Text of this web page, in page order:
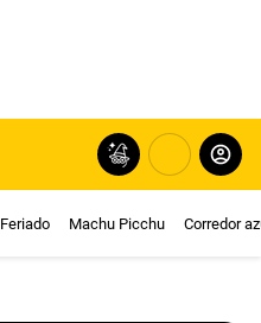
Feriado Machu Picchu Corredor